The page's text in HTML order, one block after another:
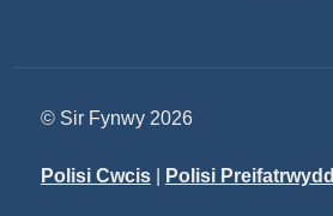
© Sir Fynwy 2026
Polisi Cwcis| Polisi Preifatrwydd